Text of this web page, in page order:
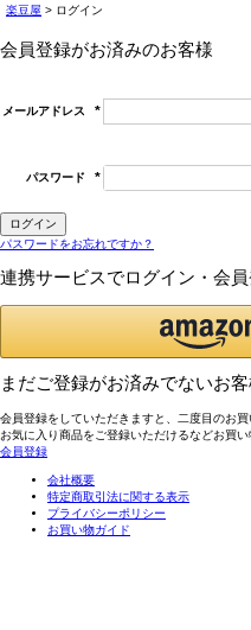
楽豆屋 ログイン
会員登録がお済みのお客様
メールアドレス
(必
パスワード
ログイン
パスワードをお忘れですか？
連携サービスでログイン・会
まだご登録がお済みでないお
会員登録をしていただきますと、二度目のお買
お気に入り商品をご登録いただけるなどお買い
会員登録
会社概要
特定商取引法に関する表示
プライバシーポリシー
お買い物ガイド